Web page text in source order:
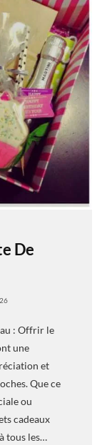
De
: Offrir le
une
et
Que ce
ou
cadeaux
tous les…